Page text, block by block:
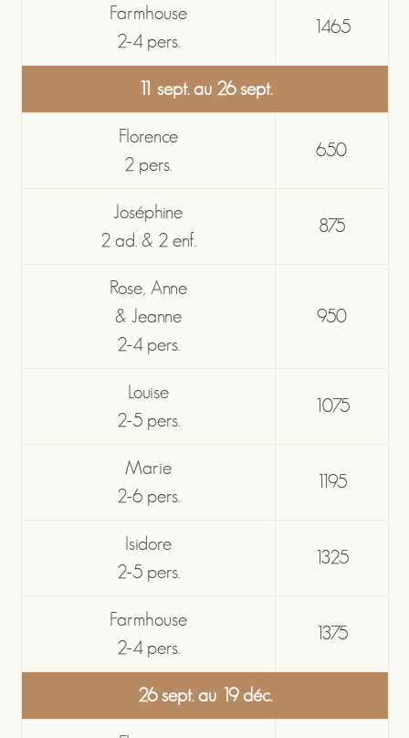
Farmhouse
2-4 pers.
1465
11 sept. au 26 sept.
Florence
2 pers.
650
Joséphine
2 ad. & 2 enf.
875
Rose, Anne
& Jeanne
2-4 pers.
950
Louise
2-5 pers.
1075
Marie
2-6 pers.
1195
Isidore
2-5 pers.
1325
Farmhouse
2-4 pers.
1375
26 sept. au 19 déc.